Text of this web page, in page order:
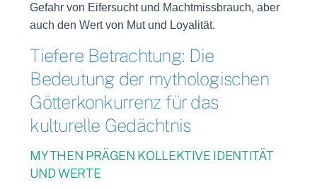
Gefahr von Eifersucht und Machtmissbrauch, aber
auch den Wert von Mut und Loyalität.
Tiefere Betrachtung: Die
Bedeutung der mythologischen
Götterkonkurrenz für das
kulturelle Gedächtnis
MYTHEN PRÄGEN KOLLEKTIVE IDENTITÄT
UND WERTE